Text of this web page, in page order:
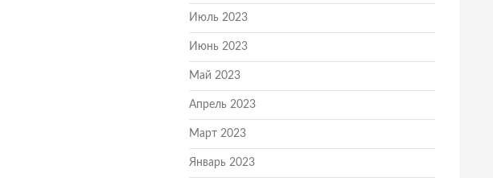
Июль 2023
Июнь 2023
Май 2023
Апрель 2023
Март 2023
Январь 2023